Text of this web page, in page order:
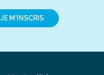
JE M'INSCRIS